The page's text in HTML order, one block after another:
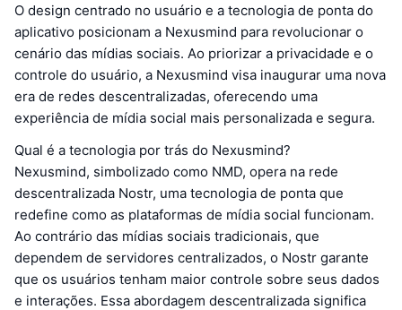
O design centrado no usuário e a tecnologia de ponta do
aplicativo posicionam a Nexusmind para revolucionar o
cenário das mídias sociais. Ao priorizar a privacidade e o
controle do usuário, a Nexusmind visa inaugurar uma nova
era de redes descentralizadas, oferecendo uma
experiência de mídia social mais personalizada e segura.
Qual é a tecnologia por trás do Nexusmind?
Nexusmind, simbolizado como NMD, opera na rede
descentralizada Nostr, uma tecnologia de ponta que
redefine como as plataformas de mídia social funcionam.
Ao contrário das mídias sociais tradicionais, que
dependem de servidores centralizados, o Nostr garante
que os usuários tenham maior controle sobre seus dados
e interações. Essa abordagem descentralizada significa